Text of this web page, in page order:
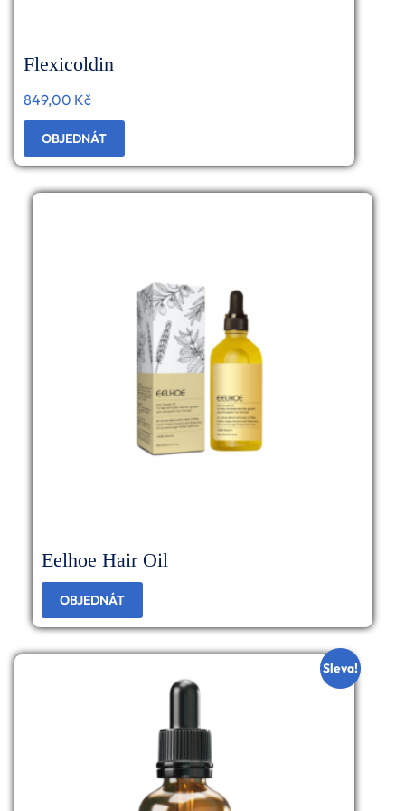
Flexicoldin
849,00 Kč
OBJEDNÁT
Eelhoe Hair Oil
OBJEDNÁT
Sleva!